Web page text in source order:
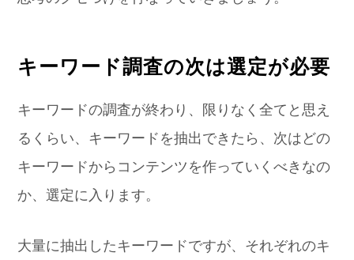
キーワード調査の次は選定が必要
キーワードの調査が終わり、限りなく全てと思え
るくらい、キーワードを抽出できたら、次はどの
キーワードからコンテンツを作っていくべきなの
か、選定に入ります。
大量に抽出したキーワードですが、それぞれのキ